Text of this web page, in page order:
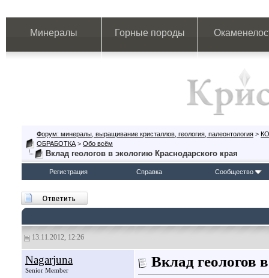
Минералы Горные породы
Форум: минералы, выращивание кристаллов, геология, палеонтология >
ОБРАБОТКА > Обо всём
Вклад геологов в экологию Краснодарского края
Регистрация Справка Сообщество
13.11.2012, 12:26
Nagarjuna
Senior Member
Вклад геологов